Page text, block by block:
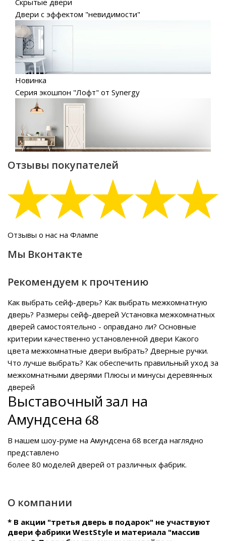
Двери с эффектом "невидимости"
Новинка
Серия экошпон "Лофт" от Synergy
Отзывы покупателей
Отзывы о нас на Флампе
Мы Вконтакте
Рекомендуем к прочтению
Как выбрать сейф-дверь? Как выбрать межкомнатную
дверь? Размеры сейф-дверей Установка межкомнатных
дверей самостоятельно - оправдано ли? Основные
критерии качественно установленной двери Какого
цвета межкомнатные двери выбрать? Дверные ручки.
Что лучше выбрать? Как обеспечить правильный уход за
межкомнатными дверями Плюсы и минусы деревянных
дверей
Выставочный зал на
Амундсена 68
В нашем шоу-руме на Амундсена 68 всегда наглядно
представлено
более 80 моделей дверей от различных фабрик.
О компании
* В акции "третья дверь в подарок" не участвуют
двери фабрики WestStyle и материала "массив